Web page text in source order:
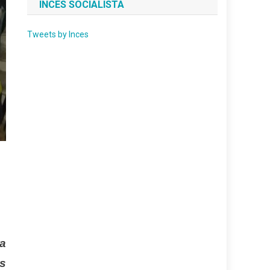
INCES SOCIALISTA
Tweets by Inces